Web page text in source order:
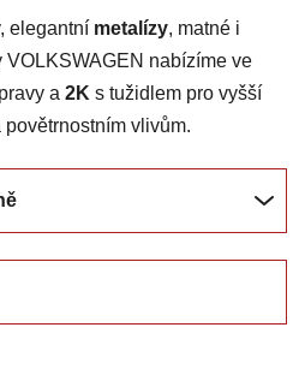
elegantní metalízy, matné i
nabízíme ve
a 2K s tužidlem pro vyšší
vlivům.